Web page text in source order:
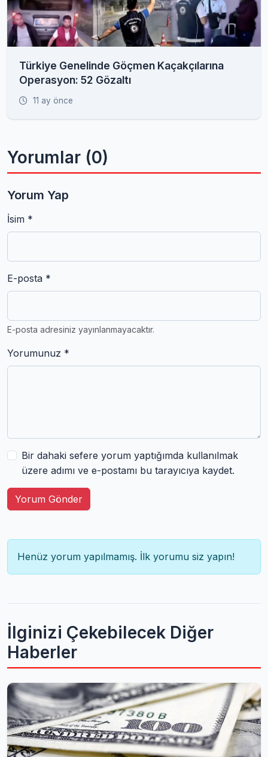
Türkiye Genelinde Göçmen Kaçakçılarına
Operasyon: 52 Gözaltı
11 ay önce
Yorumlar (0)
Yorum Yap
İsim *
E-posta *
E-posta adresiniz yayınlanmayacaktır.
Yorumunuz *
Bir dahaki sefere yorum yaptığımda kullanılmak
üzere adımı ve e-postamı bu tarayıcıya kaydet.
Yorum Gönder
Henüz yorum yapılmamış. İlk yorumu siz yapın!
İlginizi Çekebilecek Diğer
Haberler